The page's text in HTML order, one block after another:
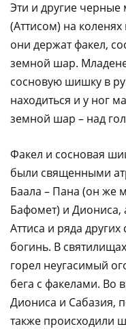
Эти и другие
(Аттисом) на
они держат факел,
земной шар.
сосновую шишку в
находиться и у ног
земной шар – над
Факел и сосновая
были священными
Баала – Пана (он же
Бафомет) и Диониса,
Аттиса и ряда
богинь. В
горел неугасимый
бега с факелами. Во
Диониса и Сабазия,
также происходили